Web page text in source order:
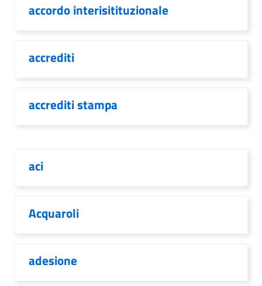
accordo interisitituzionale
accrediti
accrediti stampa
aci
Acquaroli
adesione